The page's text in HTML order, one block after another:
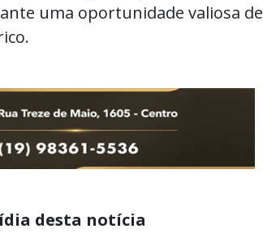
uma oportunidade valiosa de
desta notícia